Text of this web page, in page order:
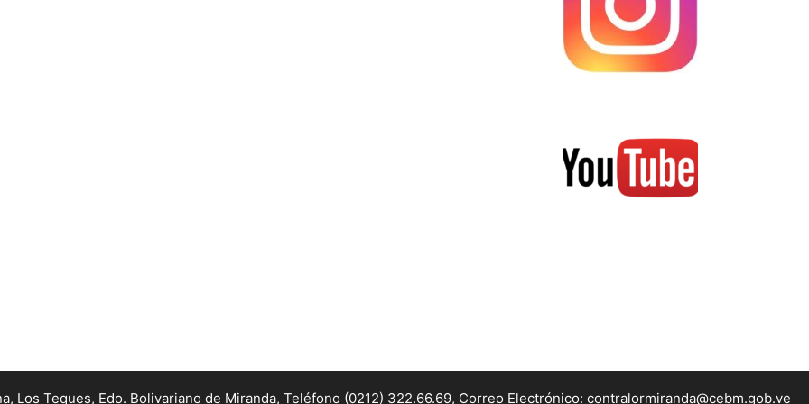
Los Teques, Edo. Bolivariano de Miranda, Teléfono (0212) 322.66.69, Correo Electrónico: contralormiranda@cebm.gob.ve